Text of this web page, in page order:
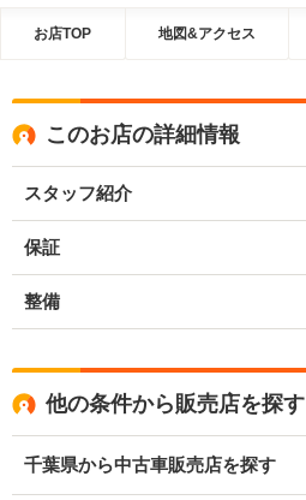
お店TOP 地図&アクセス
このお店の詳細情報
スタッフ紹介
保証
整備
他の条件から販売店を探す
千葉県から中古車販売店を探す